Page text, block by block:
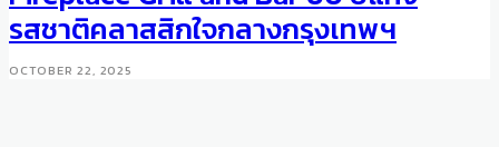
รสชาติคลาสสิกใจกลางกรุงเทพฯ
OCTOBER 22, 2025